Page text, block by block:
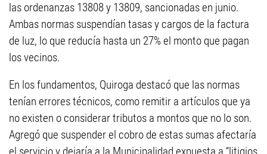
las ordenanzas 13808 y 13809, sancionadas en junio.
Ambas normas suspendían tasas y cargos de la factura
de luz, lo que reducía hasta un 27% el monto que pagan
los vecinos.
En los fundamentos, Quiroga destacó que las normas
tenían errores técnicos, como remitir a artículos que ya
no existen o considerar tributos a montos que no lo son.
Agregó que suspender el cobro de estas sumas afectaría